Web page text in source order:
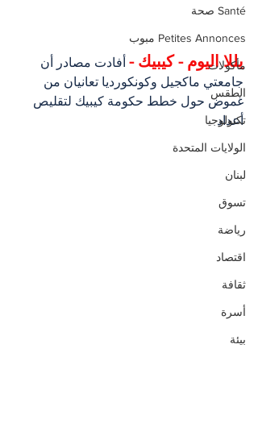
Santé صحة
Petites Annonces مبوب
مأكولات
الطقس
تكنولوجيا
الولايات المتحدة
لبنان
تسوق
رياضة
اقتصاد
ثقافة
أسرة
بيئة
يللا اليوم - كيبيك - أفادت مصادر أن
جامعتي ماكجيل وكونكورديا تعانيان من
غموض حول خطط حكومة كيبيك لتقليص
أعداد